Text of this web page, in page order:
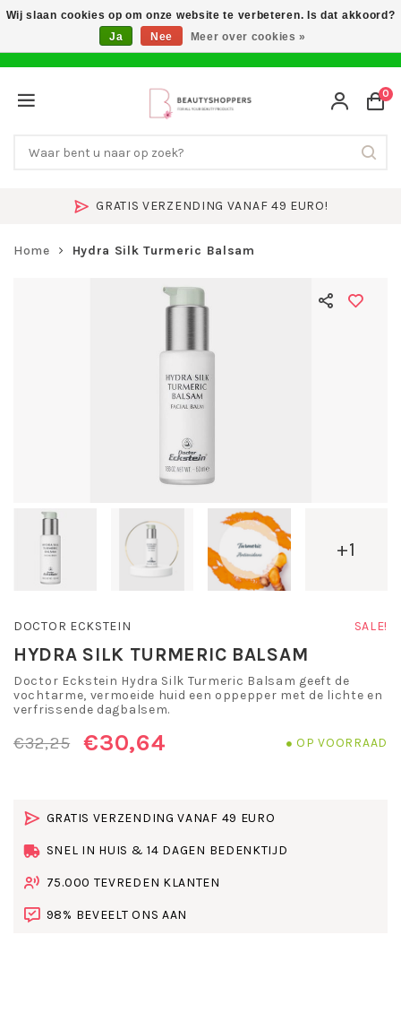
GRATIS VERZENDING VANAF 49 EURO!
0
Home Hydra Silk Turmeric Balsam
+1
DOCTOR ECKSTEIN SALE!
HYDRA SILK TURMERIC BALSAM
Doctor Eckstein Hydra Silk Turmeric Balsam geeft de
vochtarme, vermoeide huid een oppepper met de lichte en
verfrissende dagbalsem.
€32,25 €30,64 OP VOORRAAD
GRATIS VERZENDING VANAF 49 EURO
SNEL IN HUIS & 14 DAGEN BEDENKTIJD
75.000 TEVREDEN KLANTEN
98% BEVEELT ONS AAN
Wij slaan cookies op om onze website te verbeteren. Is dat akkoord?
Ja
Nee Meer over cookies »